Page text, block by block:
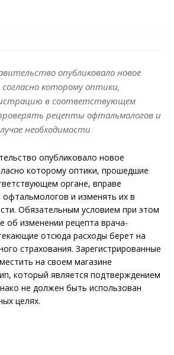
опубликовало новое
которому оптики,
в соответствующем
рецепты офтальмологов и
необходимости
опубликовало новое
которому оптики, прошедшие
органе, вправе
и изменять их в
Обязательным условием при этом
об изменении рецепта врача-
отсюда расходы берет на
страхования. Зарегистрированные
на своем магазине
который является подтверждением
не должен быть использован
целях.